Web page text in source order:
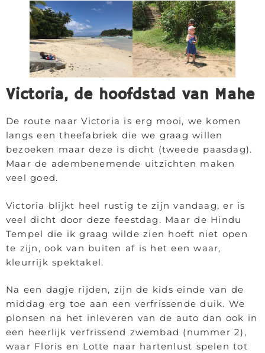
Victoria, de hoofdstad van Mahe
De route naar Victoria is erg mooi, we komen
langs een theefabriek die we graag willen
bezoeken maar deze is dicht (tweede paasdag).
Maar de adembenemende uitzichten maken
veel goed.
Victoria blijkt heel rustig te zijn vandaag, er is
veel dicht door deze feestdag. Maar de Hindu
Tempel die ik graag wilde zien hoeft niet open
te zijn, ook van buiten af is het een waar,
kleurrijk spektakel.
Na een dagje rijden, zijn de kids einde van de
middag erg toe aan een verfrissende duik. We
plonsen na het inleveren van de auto dan ook in
een heerlijk verfrissend zwembad (nummer 2),
waar Floris en Lotte naar hartenlust spelen tot